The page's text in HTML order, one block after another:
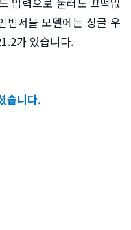
빈서블 모델에는 싱글 우
가 있습니다.
습니다.